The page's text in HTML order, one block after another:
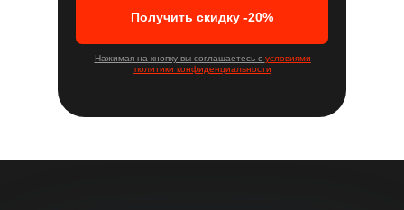
Получить скидку -20%
Нажимая на кнопку вы соглашаетесь с условиями
политики конфиденциальности